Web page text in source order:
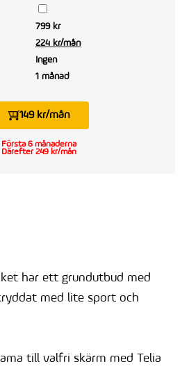
799 kr
224 kr/mån
Ingen
1 månad
149 kr/mån
Första 6 månaderna
Därefter 249 kr/mån
har ett grundutbud med
med lite sport och
till valfri skärm med Telia